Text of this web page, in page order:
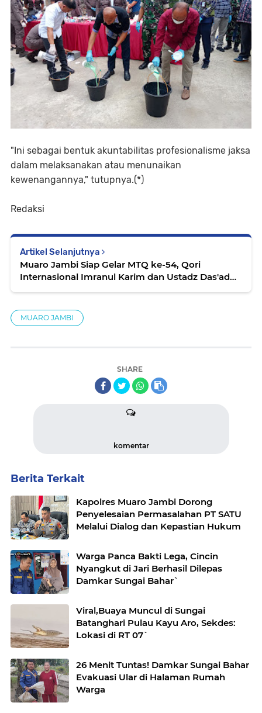
"Ini sebagai bentuk akuntabilitas profesionalisme jaksa
dalam melaksanakan atau menunaikan
kewenangannya," tutupnya.(*)
Redaksi
Artikel Selanjutnya
Muaro Jambi Siap Gelar MTQ ke-54, Qori
Internasional Imranul Karim dan Ustadz Das'ad
MUARO JAMBI
SHARE
komentar
Berita Terkait
Kapolres Muaro Jambi Dorong
Penyelesaian Permasalahan PT SATU
Melalui Dialog dan Kepastian Hukum
Warga Panca Bakti Lega, Cincin
Nyangkut di Jari Berhasil Dilepas
Damkar Sungai Bahar`
Viral,Buaya Muncul di Sungai
Batanghari Pulau Kayu Aro, Sekdes:
Lokasi di RT 07`
26 Menit Tuntas! Damkar Sungai Bahar
Evakuasi Ular di Halaman Rumah
Warga